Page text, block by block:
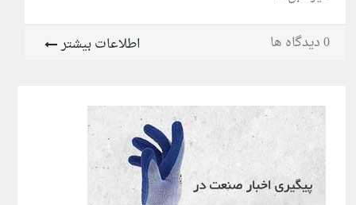
0 دیدگاه ها
اطلاعات بیشتر